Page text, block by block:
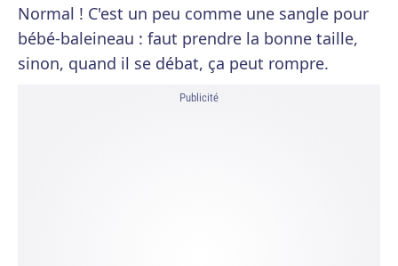
Normal ! C'est un peu comme une sangle pour
bébé-baleineau : faut prendre la bonne taille,
sinon, quand il se débat, ça peut rompre.
Publicité